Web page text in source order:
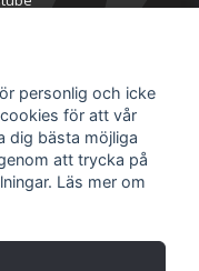
personlig och icke
för att vår
dig bästa möjliga
att trycka på
Läs mer om